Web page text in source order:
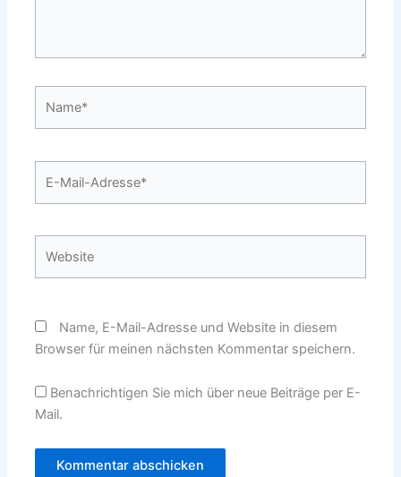
Mail-
Name, E-Mail-Adresse und Website in diesem
Browser für meinen nächsten Kommentar speichern.
Benachrichtigen Sie mich über neue Beiträge per E-
Mail.